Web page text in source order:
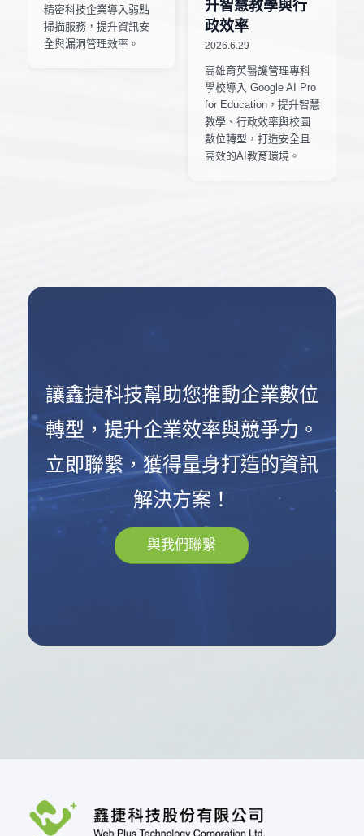
精密科技企業導入弱點
掃描服務，提升資訊安
全與漏洞管理效率。
升智慧教學與行
政效率
2026.6.29
高雄育英醫護管理專科
學校導入 Google AI Pro
for Education，提升智慧
教學、行政效率與校園
數位轉型，打造安全且
高效的AI教育環境。
讓鑫捷科技幫助您推動企業數位
轉型，提升企業效率與競爭力。
立即聯繫，獲得量身打造的資訊
解決方案！
與我們聯繫